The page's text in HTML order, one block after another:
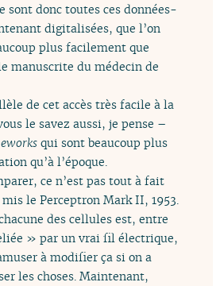
sont donc toutes ces données-
digitalisées, que l’on
plus facilement que
manuscrite du médecin de
de cet accès très facile à la
le savez aussi, je pense –
qui sont beaucoup plus
qu’à l’époque.
ce n’est pas tout à fait
le Perceptron Mark II, 1953.
des cellules est, entre
» par un vrai fil électrique,
à modifier ça si on a
les choses. Maintenant,